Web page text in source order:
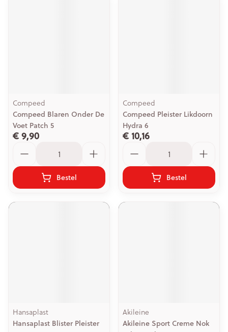
Compeed
Compeed Blaren Onder De
Voet Patch 5
€ 9,90
Bestel
Compeed
Compeed Pleister Likdoorn
Hydra 6
€ 10,16
Bestel
Hansaplast
Hansaplast Blister Pleister
Akileine
Akileine Sport Creme Nok